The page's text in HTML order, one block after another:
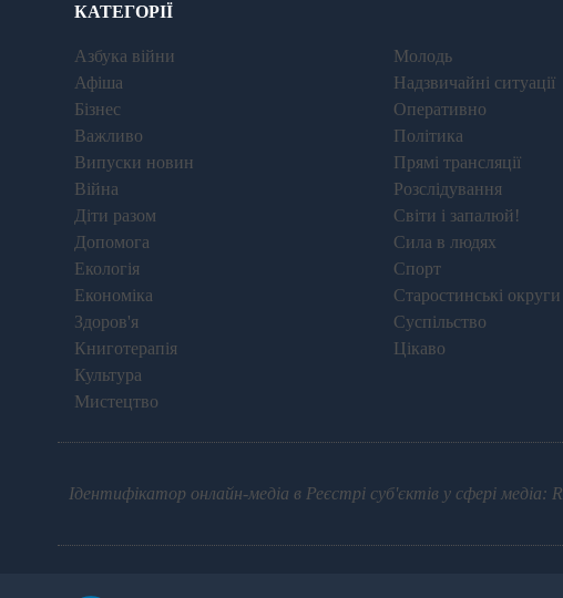
КАТЕГОРІЇ
Азбука війни
Афіша
Бізнес
Важливо
Випуски новин
Війна
Діти разом
Допомога
Екологія
Економіка
Здоров'я
Книготерапія
Культура
Мистецтво
Молодь
Надзвичайні ситуації
Оперативно
Політика
Прямі трансляції
Розслідування
Світи і запалюй!
Сила в людях
Спорт
Старостинські округи
Суспільство
Цікаво
Ідентифікатор онлайн-медіа в Реєстрі суб'єктів у сфері медіа: